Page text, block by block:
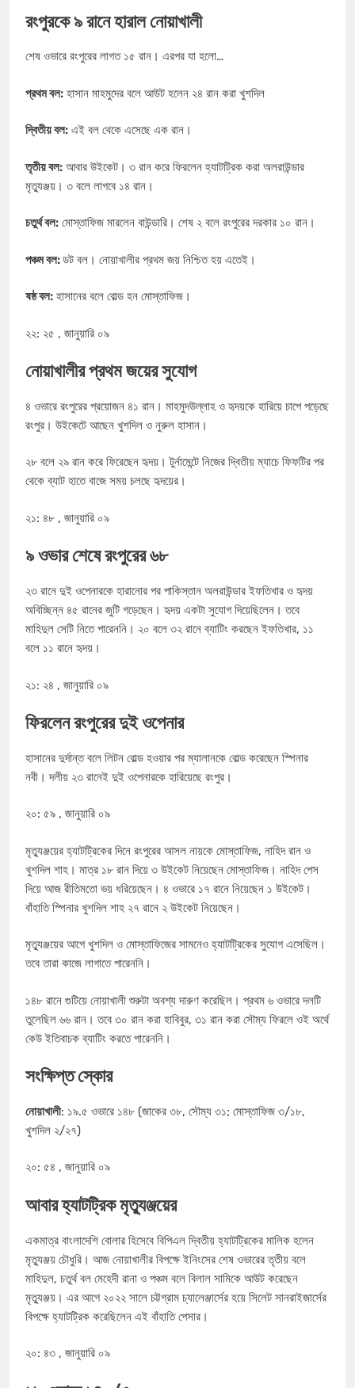
রংপুরকে ৯ রানে হারাল নোয়াখালী
শেষ ওভারে রংপুরের লাগত ১৫ রান। এরপর যা হলো…
প্রথম বল: হাসান মাহমুদের বলে আউট হলেন ২৪ রান করা খুশদিল
দ্বিতীয় বল: এই বল থেকে এসেছে এক রান।
তৃতীয় বল: আবার উইকেট। ৩ রান করে ফিরলেন হ্যাটট্রিক করা অলরাউন্ডার
মৃত্যুঞ্জয়। ৩ বলে লাগবে ১৪ রান।
চতুর্থ বল: মোস্তাফিজ মারলেন বাউন্ডারি। শেষ ২ বলে রংপুরের দরকার ১০ রান।
পঞ্চম বল:ডট বল। নোয়াখালীর প্রথম জয় নিশ্চিত হয় এতেই।
ষষ্ঠ বল: হাসানের বলে বোল্ড হন মোস্তাফিজ।
২২: ২৫ , জানুয়ারি ০৯
নোয়াখালীর প্রথম জয়ের সুযোগ
৪ ওভারে রংপুরের প্রয়োজন ৪১ রান। মাহমুদউল্লাহ ও হৃদয়কে হারিয়ে চাপে পড়েছে
রংপুর। উইকেটে আছেন খুশদিল ও নুরুল হাসান।
২৮ বলে ২৯ রান করে ফিরেছেন হৃদয়। টুর্নামেন্টে নিজের দ্বিতীয় ম্যাচে ফিফটির পর
থেকে ব্যাট হাতে বাজে সময় চলছে হৃদয়ের।
২১: ৪৮ , জানুয়ারি ০৯
৯ ওভার শেষে রংপুরের ৬৮
২৩ রানে দুই ওপেনারকে হারানোর পর পাকিস্তান অলরাউন্ডার ইফতিখার ও হৃদয়
অবিচ্ছিন্ন ৪৫ রানের জুটি গড়েছেন। হৃদয় একটা সুযোগ দিয়েছিলেন। তবে
মাহিদুল সেটি নিতে পারেননি। ২০ বলে ৩২ রানে ব্যাটিং করছেন ইফতিখার, ১১
বলে ১১ রানে হৃদয়।
২১: ২৪ , জানুয়ারি ০৯
ফিরলেন রংপুরের দুই ওপেনার
হাসানের দুর্দান্ত বলে লিটন বোল্ড হওয়ার পর ম্যালানকে বোল্ড করেছেন স্পিনার
নবী। দলীয় ২৩ রানেই দুই ওপেনারকে হারিয়েছে রংপুর।
২০: ৫৯ , জানুয়ারি ০৯
মৃত্যুঞ্জয়ের হ্যাটট্রিকের দিনে রংপুরের আসল নায়কে মোস্তাফিজ, নাহিদ রান ও
খুশদিল শাহ। মাত্র ১৮ রান দিয়ে ৩ উইকেট নিয়েছেন মোস্তাফিজ। নাহিদ পেস
দিয়ে আজ রীতিমতো ভয় ধরিয়েছেন। ৪ ওভারে ১৭ রানে নিয়েছেন ১ উইকেট।
বাঁহাতি স্পিনার খুশদিল শাহ ২৭ রানে ২ উইকেট নিয়েছেন।
মৃত্যুঞ্জয়ের আগে খুশদিল ও মোস্তাফিজের সামনেও হ্যাটট্রিকের সুযোগ এসেছিল।
তবে তারা কাজে লাগাতে পারেননি।
১৪৮ রানে গুটিয়ে নোয়াখালী শুরুটা অবশ্য দারুণ করেছিল। প্রথম ৬ ওভারে দলটি
তুলেছিল ৬৬ রান। তবে ৩০ রান করা হাবিবুর, ৩১ রান করা সৌম্য ফিরলে ওই অর্থে
কেউ ইতিবাচক ব্যাটিং করতে পারেননি।
সংক্ষিপ্ত স্কোর
নোয়াখালী: ১৯.৫ ওভারে ১৪৮ (জাকের ৩৮, সৌম্য ৩১; মোস্তাফিজ ৩/১৮,
খুশদিল ২/২৭)
২০: ৫৪ , জানুয়ারি ০৯
আবার হ্যাটট্রিক মৃত্যুঞ্জয়ের
একমাত্র বাংলাদেশি বোলার হিসেবে বিপিএল দ্বিতীয় হ্যাটট্রিকের মালিক হলেন
মৃত্যুঞ্জয় চৌধুরি। আজ নোয়াখালীর বিপক্ষে ইনিংসের শেষ ওভারের তৃতীয় বলে
মাহিদুল, চতুর্থ বল মেহেদী রানা ও পঞ্চম বলে বিলাল সামিকে আউট করেছেন
মৃত্যুঞ্জয়। এর আগে ২০২২ সালে চট্টগ্রাম চ্যালেঞ্জার্সের হয়ে সিলেট সানরাইজার্সের
বিপক্ষে হ্যাটট্রিক করেছিলেন এই বাঁহাতি পেসার।
২০: ৪৩ , জানুয়ারি ০৯